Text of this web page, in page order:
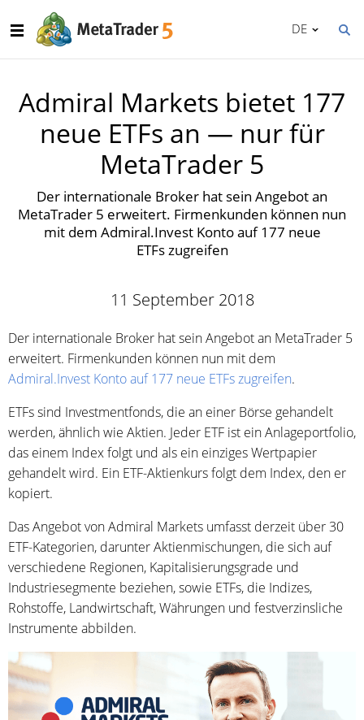
DE
Admiral Markets bietet 177
neue ETFs an — nur für
MetaTrader 5
Der internationale Broker hat sein Angebot an
MetaTrader 5 erweitert. Firmenkunden können nun
mit dem Admiral.Invest Konto auf 177 neue
ETFs zugreifen
11 September 2018
Der internationale Broker hat sein Angebot an MetaTrader 5
erweitert. Firmenkunden können nun mit dem
Admiral.Invest Konto auf 177 neue ETFs zugreifen.
ETFs sind Investmentfonds, die an einer Börse gehandelt
werden, ähnlich wie Aktien. Jeder ETF ist ein Anlageportfolio,
das einem Index folgt und als ein einziges Wertpapier
gehandelt wird. Ein ETF-Aktienkurs folgt dem Index, den er
kopiert.
Das Angebot von Admiral Markets umfasst derzeit über 30
ETF-Kategorien, darunter Aktienmischungen, die sich auf
verschiedene Regionen, Kapitalisierungsgrade und
Industriesegmente beziehen, sowie ETFs, die Indizes,
Rohstoffe, Landwirtschaft, Währungen und festverzinsliche
Instrumente abbilden.